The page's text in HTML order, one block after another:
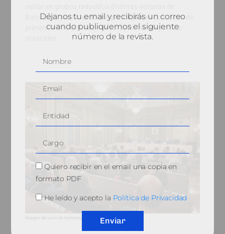
Barcelona, permitiendo así que los jueces conozcan de
primera mano el funcionamiento de los despachos
Imagen del acto de homenaje.
Déjanos tu email y recibirás un correo
cuando publiquemos el siguiente
número de la revista.
Quiero recibir en el email una copia en
formato PDF
He leído y acepto la Política de Privacidad
Enviar